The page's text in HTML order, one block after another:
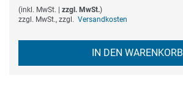
(inkl. MwSt. zzgl. MwSt.)
zzgl. MwSt., zzgl. Versandkosten
IN DEN WARENKORB